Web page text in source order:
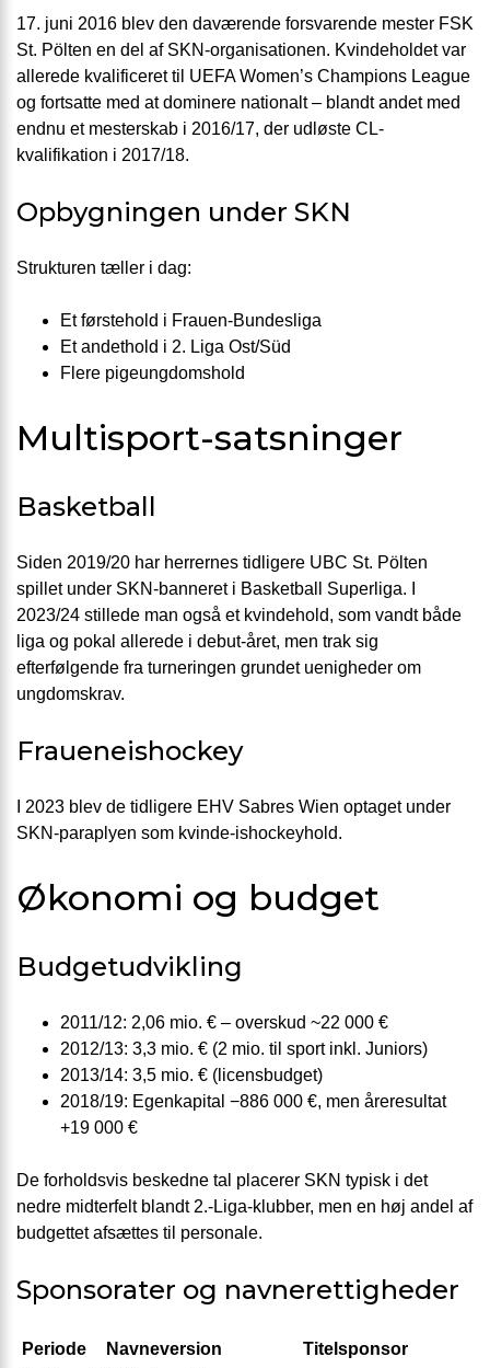
17. juni 2016 blev den daværende forsvarende mester FSK
St. Pölten en del af SKN-organisationen. Kvindeholdet var
allerede kvalificeret til UEFA Women’s Champions League
og fortsatte med at dominere nationalt – blandt andet med
endnu et mesterskab i 2016/17, der udløste CL-
kvalifikation i 2017/18.
Opbygningen under SKN
Strukturen tæller i dag:
Et førstehold i Frauen-Bundesliga
Et andethold i 2. Liga Ost/Süd
Flere pigeungdomshold
Multisport-satsninger
Basketball
Siden 2019/20 har herrernes tidligere UBC St. Pölten
spillet under SKN-banneret i Basketball Superliga. I
2023/24 stillede man også et kvindehold, som vandt både
liga og pokal allerede i debut-året, men trak sig
efterfølgende fra turneringen grundet uenigheder om
ungdomskrav.
Fraueneishockey
I 2023 blev de tidligere EHV Sabres Wien optaget under
SKN-paraplyen som kvinde-ishockeyhold.
Økonomi og budget
Budgetudvikling
2011/12: 2,06 mio. € – overskud ~22 000 €
2012/13: 3,3 mio. € (2 mio. til sport inkl. Juniors)
2013/14: 3,5 mio. € (licensbudget)
2018/19: Egenkapital −886 000 €, men åreresultat
+19 000 €
De forholdsvis beskedne tal placerer SKN typisk i det
nedre midterfelt blandt 2.-Liga-klubber, men en høj andel af
budgettet afsættes til personale.
Sponsorater og navnerettigheder
Periode Navneversion
Titelsponsor